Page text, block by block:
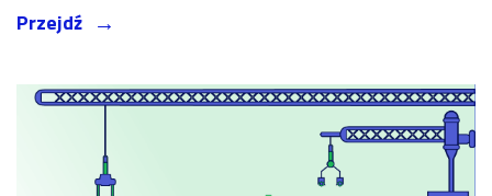
Przejdź